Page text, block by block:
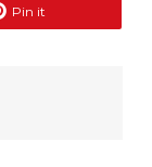
Pin it